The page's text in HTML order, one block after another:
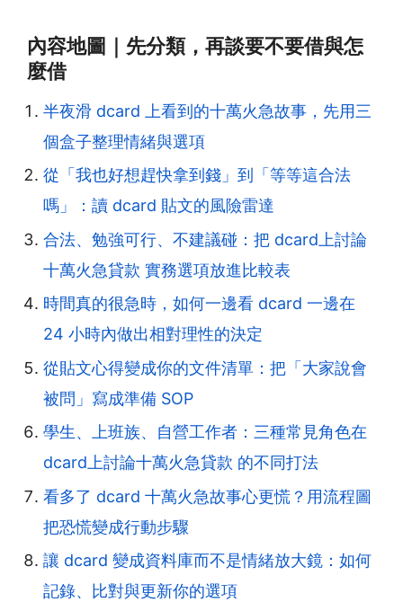
內容地圖｜先分類，再談要不要借與怎
麼借
半夜滑 dcard 上看到的十萬火急故事，先用三
個盒子整理情緒與選項
從「我也好想趕快拿到錢」到「等等這合法
嗎」：讀 dcard 貼文的風險雷達
合法、勉強可行、不建議碰：把 dcard上討論
十萬火急貸款 實務選項放進比較表
時間真的很急時，如何一邊看 dcard 一邊在
24 小時內做出相對理性的決定
從貼文心得變成你的文件清單：把「大家說會
被問」寫成準備 SOP
學生、上班族、自營工作者：三種常見角色在
dcard上討論十萬火急貸款 的不同打法
看多了 dcard 十萬火急故事心更慌？用流程圖
把恐慌變成行動步驟
讓 dcard 變成資料庫而不是情緒放大鏡：如何
記錄、比對與更新你的選項